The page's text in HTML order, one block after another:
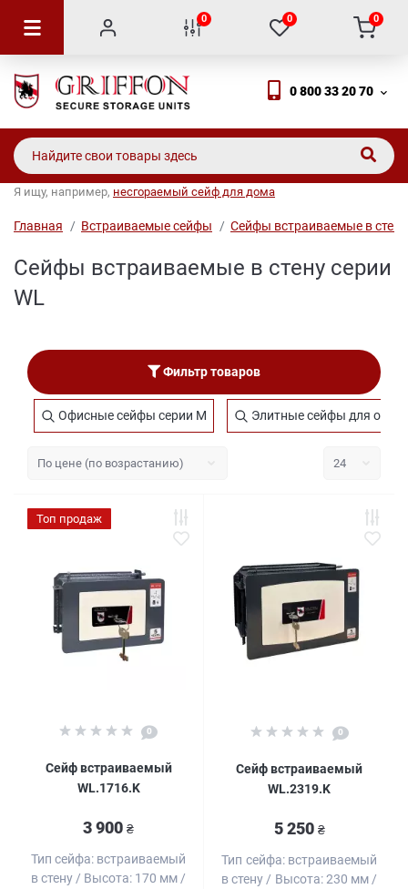
0 0 0
0 800 33 20 70
Я ищу, например, несгораемый сейф для дома
Главная Встраиваемые сейфы Сейфы встраиваемые в стену
Сейфы встраиваемые в стену серии
WL
Фильтр товаров
Офисные сейфы серии M Элитные сейфы для
Топ продаж
0
Сейф встраиваемый
WL.1716.K
3 900 ₴
Тип сейфа: встраиваемый
в стену
Высота: 170 мм
0
Сейф встраиваемый
WL.2319.K
5 250 ₴
Тип сейфа: встраиваемый
в стену
Высота: 230 мм